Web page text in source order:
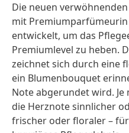
Die neuen
mit Premiumparfümeurin
entwickelt, um das
Premiumlevel zu heben.
zeichnet sich durch eine
ein Blumenbouquet
Note abgerundet wird.
die Herznote sinnlicher
frischer oder floraler –